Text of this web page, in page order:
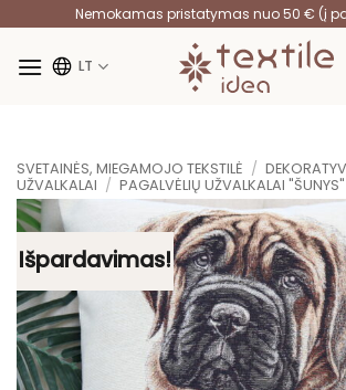
content
Nemokamas pristatymas nuo 50 € (į
LT
SVETAINĖS, MIEGAMOJO TEKSTILĖ /
UŽVALKALAI / PAGALVĖLIŲ UŽVALKALAI "ŠUNYS"
Išpardavimas!